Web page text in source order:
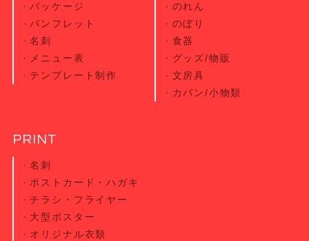
パッケージ
パンフレット
名刺
メニュー表
テンプレート制作
のれん
のぼり
食器
グッズ/物販
文房具
カバン/小物類
PRINT
名刺
ポストカード・ハガキ
チラシ・ フライヤー
大型ポスター
オリジナル衣類